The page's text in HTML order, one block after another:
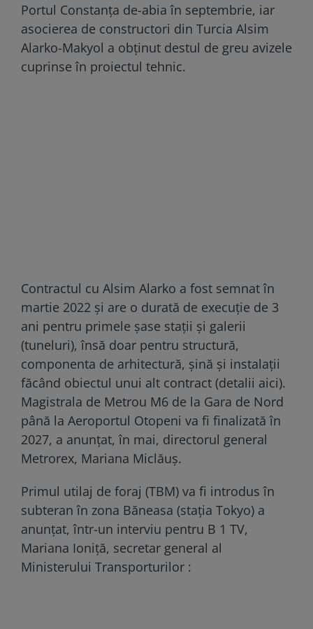
Portul Constanța de-abia în septembrie, iar
asocierea de constructori din Turcia Alsim
Alarko-Makyol a obținut destul de greu avizele
cuprinse în proiectul tehnic.
Contractul cu Alsim Alarko a fost semnat în
martie 2022 și are o durată de execuție de 3
ani pentru primele șase stații și galerii
(tuneluri), însă doar pentru structură,
componenta de arhitectură, șină și instalații
făcând obiectul unui alt contract (detalii aici).
Magistrala de Metrou M6 de la Gara de Nord
până la Aeroportul Otopeni va fi finalizată în
2027, a anunțat, în mai, directorul general
Metrorex, Mariana Miclăuș.
Primul utilaj de foraj (TBM) va fi introdus în
subteran în zona Băneasa (stația Tokyo) a
anunțat, într-un interviu pentru B 1 TV,
Mariana Ioniță, secretar general al
Ministerului Transporturilor :